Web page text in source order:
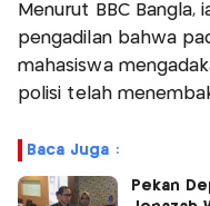
Menurut BBC Bangla,
pengadilan bahwa
mahasiswa
polisi telah
Baca Juga :
Pekan